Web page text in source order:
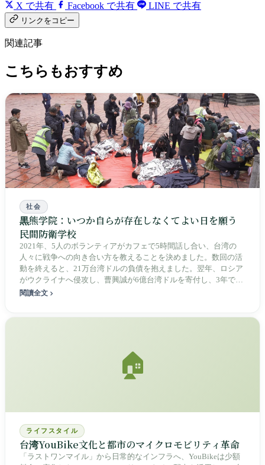
X で共有 Facebook で共有 LINE で共有
リンクをコピー
関連記事
こちらもおすすめ
社会
黒熊学院：いつか自らが存在しなくてよい日を願う
民間防衛学校
2021年、5人のボランティアがカフェで5時間話し合い、台湾の
人々に戦争への向き合い方を教えることを決めました。数回の活
動を終えると、21万台湾ドルの負債を抱えました。翌年、ロシア
がウクライナへ侵攻し、曹興誠が6億台湾ドルを寄付し、3年で
300万人の黒熊勇士を育てると掲げました。同学院は止血帯、避
閱讀全文
🏠
ライフスタイル
台湾YouBike文化と都市のマイクロモビリティ革命
「ラストワンマイル」から日常的なインフラへ、YouBikeは少額